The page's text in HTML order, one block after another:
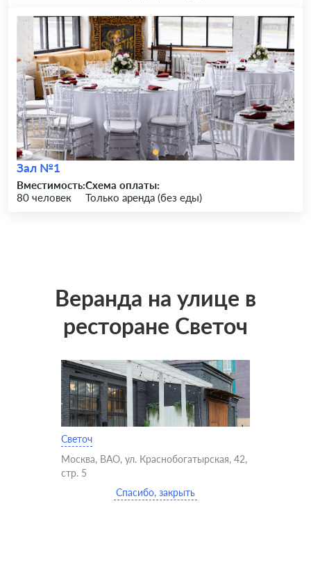
Зал №1
Вместимость:
80 человек
Схема оплаты:
Только аренда (без еды)
Веранда на улице в
ресторане Светоч
Светоч
Москва, ВАО, ул. Краснобогатырская, 42,
стр. 5
Спасибо, закрыть